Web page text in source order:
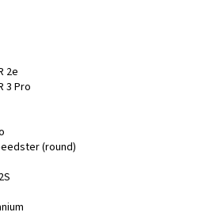
2e
3 Pro
(round)